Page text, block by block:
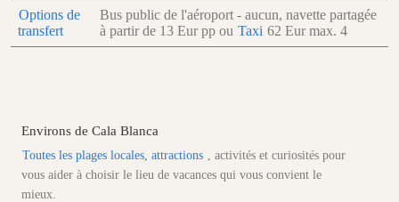
Options de
transfert
Bus public de l'aéroport - aucun, navette partagée
à partir de 13 Eurpp ou Taxi 62 Eurmax. 4
Environs de Cala Blanca
Toutes les plages locales, attractions , activités et curiosités pour
vous aider à choisir le lieu de vacances qui vous convient le
mieux.